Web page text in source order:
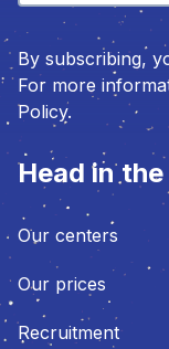
By subscribing,
For more
Policy.
Head in
Our centers
Our prices
Recruitment